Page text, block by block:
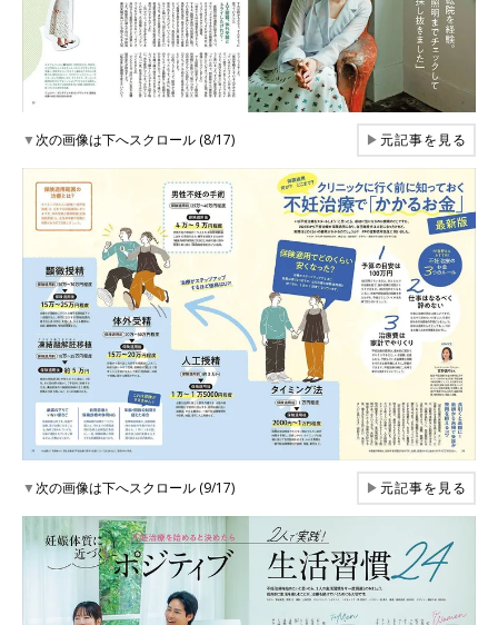
▼次の画像は下へスクロール (8/17) ▶元記事を見る
▼次の画像は下へスクロール (9/17) ▶元記事を見る